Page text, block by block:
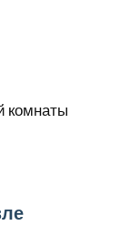
комнаты